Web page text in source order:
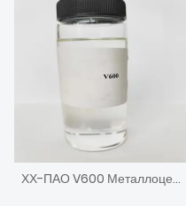
ХХ-ПАО V600 Металлоценовое полиальфаолефиновое моторное базовое масло высокой вязкости